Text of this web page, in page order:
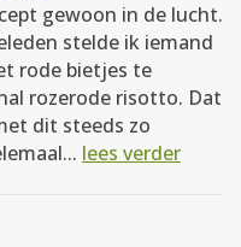
gewoon in de lucht.
stelde ik iemand
rode bietjes te
rozerode risotto. Dat
dit steeds zo
lees verder